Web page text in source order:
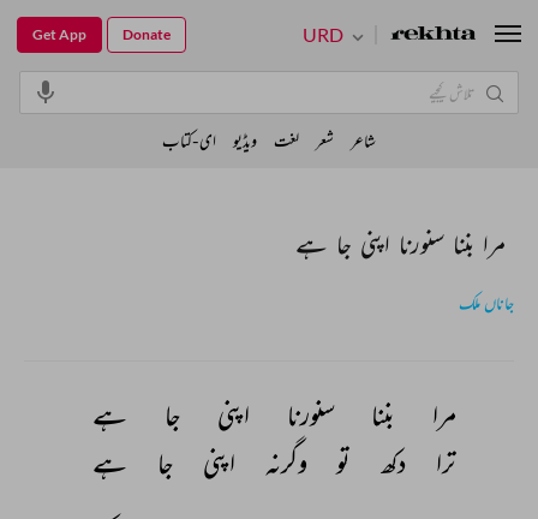
مرا بننا سنورنا اپنی جا ہے
جاناں ملک
مرا بننا سنورنا اپنی جا
ہے
ترا
دکھ تو وگرنہ اپنی جا
ہے
URD
Get App Donate
شاعر شعر لغت ویڈیو ای-کتاب